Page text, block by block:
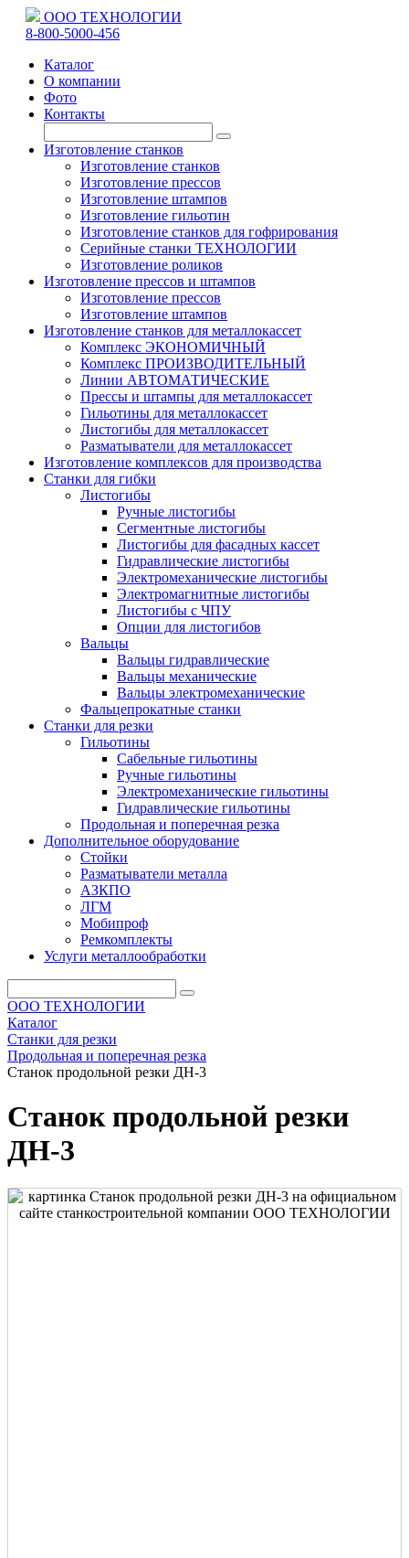
ООО ТЕХНОЛОГИИ
8-800-5000-456
Каталог
О компании
Фото
Контакты
Изготовление станков
Изготовление станков
Изготовление прессов
Изготовление штампов
Изготовление гильотин
Изготовление станков для гофрирования
Серийные станки ТЕХНОЛОГИИ
Изготовление роликов
Изготовление прессов и штампов
Изготовление прессов
Изготовление штампов
Изготовление станков для металлокассет
Комплекс ЭКОНОМИЧНЫЙ
Комплекс ПРОИЗВОДИТЕЛЬНЫЙ
Линии АВТОМАТИЧЕСКИЕ
Прессы и штампы для металлокассет
Гильотины для металлокассет
Листогибы для металлокассет
Разматыватели для металлокассет
Изготовление комплексов для производства
Станки для гибки
Листогибы
Ручные листогибы
Сегментные листогибы
Листогибы для фасадных кассет
Гидравлические листогибы
Электромеханические листогибы
Электромагнитные листогибы
Листогибы с ЧПУ
Опции для листогибов
Вальцы
Вальцы гидравлические
Вальцы механические
Вальцы электромеханические
Фальцепрокатные станки
Станки для резки
Гильотины
Сабельные гильотины
Ручные гильотины
Электромеханические гильотины
Гидравлические гильотины
Продольная и поперечная резка
Дополнительное оборудование
Стойки
Разматыватели металла
АЗКПО
ЛГМ
Мобипроф
Ремкомплекты
Услуги металлообработки
ООО ТЕХНОЛОГИИ
Каталог
Станки для резки
Продольная и поперечная резка
Станок продольной резки ДН-3
Станок продольной резки
ДН-3